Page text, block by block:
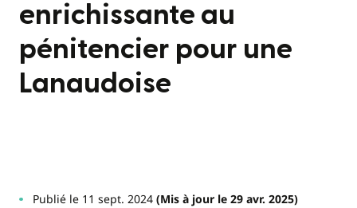
enrichissante au
pénitencier pour une
Lanaudoise
Publié le 11 sept. 2024(Mis à jour le 29 avr. 2025)